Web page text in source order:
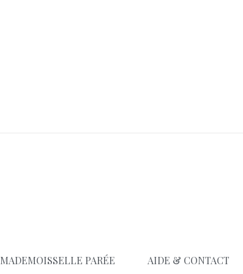
MADEMOISSELLE PARÉE AIDE & CONTACT